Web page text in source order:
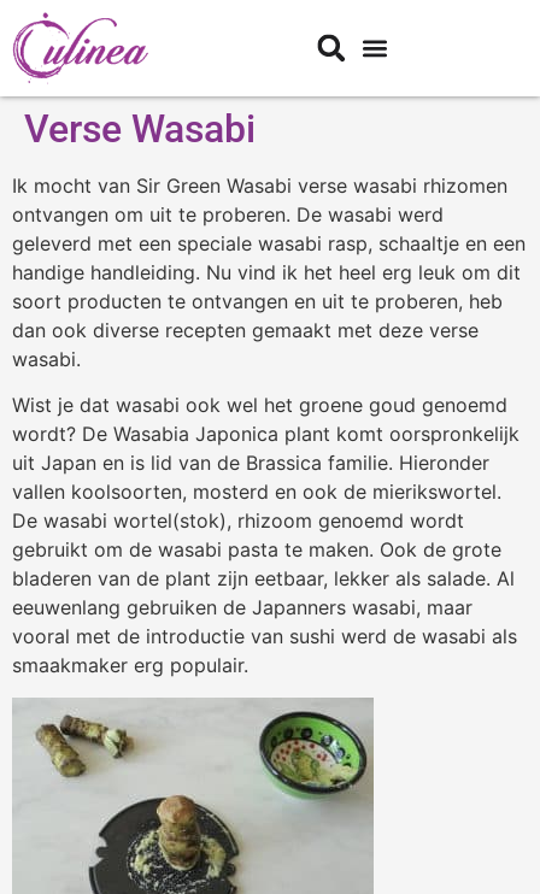
Verse Wasabi
Ik mocht van Sir Green Wasabi verse wasabi rhizomen
ontvangen om uit te proberen. De wasabi werd
geleverd met een speciale wasabi rasp, schaaltje en een
handige handleiding. Nu vind ik het heel erg leuk om dit
soort producten te ontvangen en uit te proberen, heb
dan ook diverse recepten gemaakt met deze verse
wasabi.
Wist je dat wasabi ook wel het groene goud genoemd
wordt? De Wasabia Japonica plant komt oorspronkelijk
uit Japan en is lid van de Brassica familie. Hieronder
vallen koolsoorten, mosterd en ook de mierikswortel.
De wasabi wortel(stok), rhizoom genoemd wordt
gebruikt om de wasabi pasta te maken. Ook de grote
bladeren van de plant zijn eetbaar, lekker als salade. Al
eeuwenlang gebruiken de Japanners wasabi, maar
vooral met de introductie van sushi werd de wasabi als
smaakmaker erg populair.